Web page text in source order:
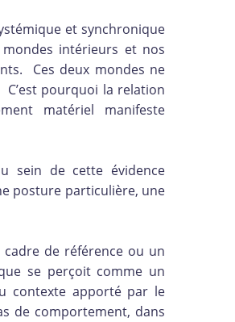
et synchronique
intérieurs et nos
Ces deux mondes ne
pourquoi la relation
matériel manifeste
sein de cette évidence
posture particulière, une
de référence ou un
se perçoit comme un
contexte apporté par le
de comportement, dans